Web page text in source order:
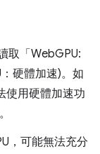
取「WebGPU:
硬體加速)。如
使用硬體加速功
，可能無法充分